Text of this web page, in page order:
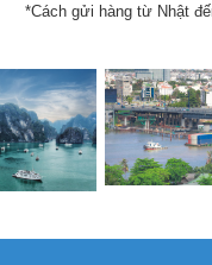
*Cách gửi hàng từ Nhật